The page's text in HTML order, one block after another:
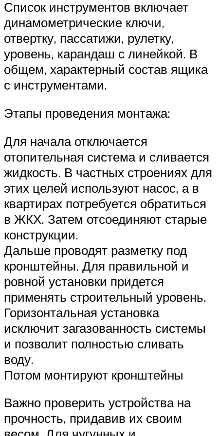
Список инструментов включает
динамометрические ключи,
отвертку, пассатижи, рулетку,
уровень, карандаш с линейкой. В
общем, характерный состав ящика
с инструментами.
Этапы проведения монтажа:
Для начала отключается
отопительная система и сливается
жидкость. В частных строениях для
этих целей используют насос, а в
квартирах потребуется обратиться
в ЖКХ. Затем отсоединяют старые
конструкции.
Дальше проводят разметку под
кронштейны. Для правильной и
ровной установки придется
применять строительный уровень.
Горизонтальная установка
исключит загазованность системы
и позволит полностью сливать
воду.
Потом монтируют кронштейны
Важно проверить устройства на
прочность, придавив их своим